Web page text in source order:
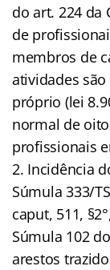
do art. 224 da
de
membros de
atividades
próprio (lei
normal de
profissionais
2. Incidência
Súmula 333/
caput, 511,
Súmula 102
arestos